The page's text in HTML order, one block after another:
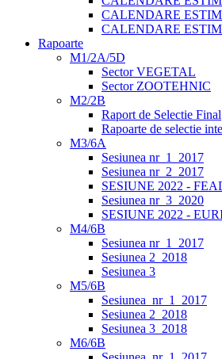
CALENDARE
CALENDARE
Rapoarte
M1/2A/5D
Sector VEGETAL
Sector ZOOTEHNIC
M2/2B
Raport de Selectie Final
Rapoarte de selectie
M3/6A
Sesiunea nr_1_2017
Sesiunea nr_2_2017
SESIUNE 2022 -
Sesiunea nr_3_2020
SESIUNE 2022 -
M4/6B
Sesiunea nr_1_2017
Sesiunea 2_2018
Sesiunea 3
M5/6B
Sesiunea_nr_1_2017
Sesiunea 2_2018
Sesiunea 3_2018
M6/6B